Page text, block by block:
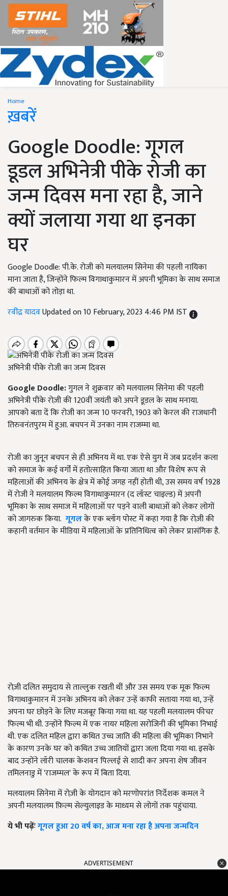
Home
ख़बरें
Google Doodle: गूगल
डूडल अभिनेत्री पीके रोजी का
जन्म दिवस मना रहा है, जाने
क्यों जलाया गया था इनका
घर
Google Doodle: पी.के. रोजी को मलयालम सिनेमा की पहली नायिका
माना जाता है, जिन्होंने फिल्म विगाथाकुमारन में अपनी भूमिका के साथ समाज
की बाधाओं को तोड़ा था.
रवींद्र यादवUpdated on 10 February, 2023 4:46 PM IST
अभिनेत्री पीके रोजी का जन्म दिवस
Google Doodle:गुगल ने शुक्रवार को मलयालम सिनेमा की पहली
अभिनेत्री पीके रोज़ी की 120वीं जयंती को अपने डूडल के साथ मनाया.
आपको बता दें कि रोजी का जन्म 10 फरवरी, 1903 को केरल की राजधानी
तिरुवनंतपुरम में हुआ. बचपन में उनका नाम राजम्मा था.
रोजी का जुनून बचपन से ही अभिनय में था. एक ऐसे युग में जब प्रदर्शन कला
को समाज के कई वर्गों में हतोत्साहित किया जाता था और विशेष रूप से
महिलाओं की अभिनय के क्षेत्र में कोई जगह नहीं होती थी, उस समय वर्ष 1928
में रोजी ने मलयालम फिल्म विगाथाकुमारन (द लॉस्ट चाइल्ड) में अपनी
भूमिका के साथ समाज में महिलाओं पर पड़ने वाली बाधाओं को लेकर लोगों
को जागरुक किया. गूगलके एक ब्लॉग पोस्ट में कहा गया है कि रोज़ी की
कहानी वर्तमान के मीडिया में महिलाओं के प्रतिनिधित्व को लेकर प्रासंगिक है.
रोज़ी दलित समुदाय से ताल्लुक रखती थीं और उस समय एक मूक फिल्म
विगाथाकुमारन में उनके अभिनय को लेकर उन्हें काफी सताया गया था, उन्हें
अपना घर छोड़ने के लिए मजबूर किया गया था. यह पहली मलयालम फीचर
फिल्म भी थी. उन्होंने फिल्म में एक नायर महिला सरोजिनी की भूमिका निभाई
थी. एक दलित महिल द्वारा कथित उच्च जाति की महिला की भूमिका निभाने
के कारण उनके घर को कथित उच्च जातियों द्वारा जला दिया गया था. इसके
बाद उन्होंने लॉरी चालक केशवन पिल्लई से शादी कर अपना शेष जीवन
तमिलनाडु में 'राजम्मल' के रूप में बिता दिया.
मलयालम सिनेमा में रोज़ी के योगदान को मरणोपरांत निर्देशक कमल ने
अपनी मलयालम फ़िल्म सेल्युलाइड के माध्यम से लोगों तक पहुंचाया.
ये भी पढ़ेंःगूगल हुआ 20 वर्ष का, आज मना रहा है अपना जन्मदिन
ADVERTISEMENT